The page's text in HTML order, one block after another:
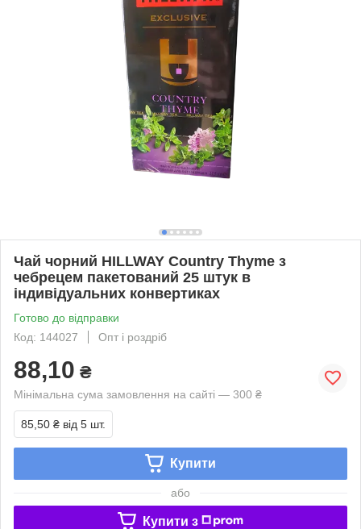
Чай чорний HILLWAY Country Thyme з
чебрецем пакетований 25 штук в
індивідуальних конвертиках
Готово до відправки
Код: 144027
Опт і роздріб
88,10 ₴
Мінімальна сума замовлення на сайті — 300 ₴
85,50 ₴ від 5 шт.
Купити
або
Купити з